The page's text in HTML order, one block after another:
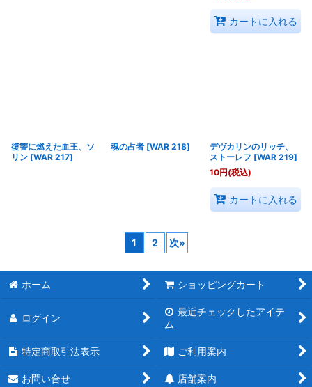
カートに入れる
復讐に燃えた血王、ソ
リン [WAR 217]
魂の占者 [WAR 218]
デヴカリンのリッチ、
ストーレフ [WAR 219]
10円(税込)
カートに入れる
1 2 次»
ホーム ショッピングカート
ログイン
最近チェックしたアイテ
ム
特定商取引法表示 ご利用案内
お問い合せ 店舗案内